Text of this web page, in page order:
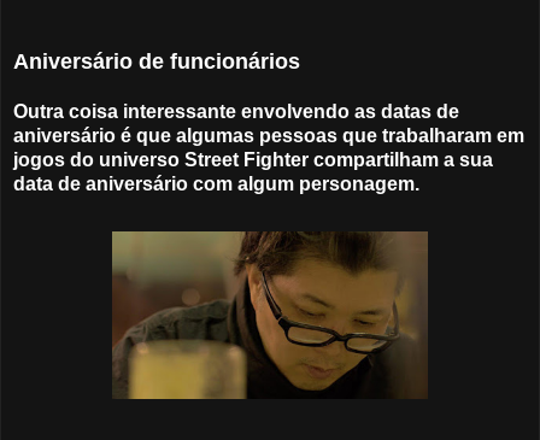
Aniversário de funcionários
Outra coisa interessante envolvendo as datas de
aniversário é que algumas pessoas que trabalharam em
jogos do universo Street Fighter compartilham a sua
data de aniversário com algum personagem.